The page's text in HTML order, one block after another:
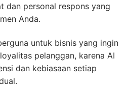
dan personal respons yang
Anda.
untuk bisnis yang ingin
pelanggan, karena AI
dan kebiasaan setiap